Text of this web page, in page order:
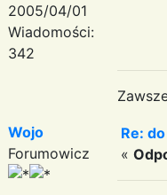
2005/04/01
Wiadomości:
342
Wojo
Forumowicz
Re:
«